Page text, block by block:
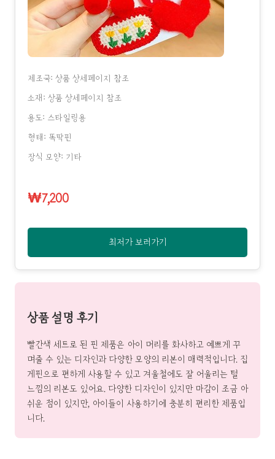
제조국: 상품 상세페이지 참조
소재: 상품 상세페이지 참조
용도: 스타일링용
형태: 똑딱핀
장식 모양: 기타
₩7,200
최저가 보러가기
상품 설명 후기
빨간색 세트로 된 핀 제품은 아이 머리를 화사하고 예쁘게 꾸
며줄 수 있는 디자인과 다양한 모양의 리본이 매력적입니다. 집
게핀으로 편하게 사용할 수 있고 겨울철에도 잘 어울리는 털
느낌의 리본도 있어요. 다양한 디자인이 있지만 마감이 조금 아
쉬운 점이 있지만, 아이들이 사용하기에 충분히 편리한 제품입
니다.